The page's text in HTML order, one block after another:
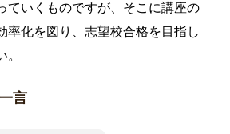
ていくものですが、そこに講座の
率化を図り、志望校合格を目指し
言